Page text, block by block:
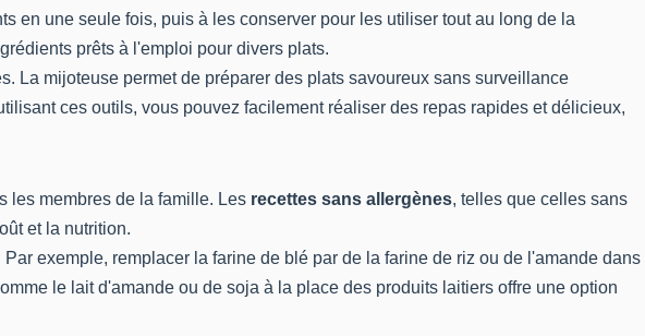
en une seule fois, puis à les conserver pour les utiliser tout au long de la
prêts à l'emploi pour divers plats.
La mijoteuse permet de préparer des plats savoureux sans surveillance
ces outils, vous pouvez facilement réaliser des repas rapides et délicieux,
les membres de la famille. Les recettes sans allergènes, telles que celles sans
et la nutrition.
exemple, remplacer la farine de blé par de la farine de riz ou de l'amande dans
le lait d'amande ou de soja à la place des produits laitiers offre une option